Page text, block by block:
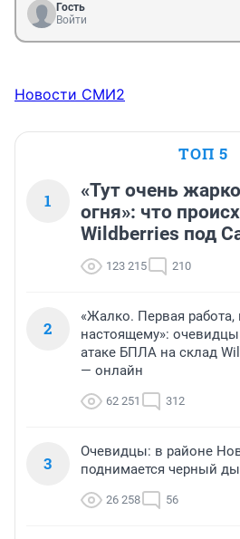
Гость
Войти
Новости СМИ2
ТОП 5
1
«Тут очень
огня»: что
Wildberries под
123 215 210
2
«Жалко. Первая
настоящему»:
атаке БПЛА на склад
— онлайн
62 251 312
3
Очевидцы: в районе
поднимается черный
26 258 56